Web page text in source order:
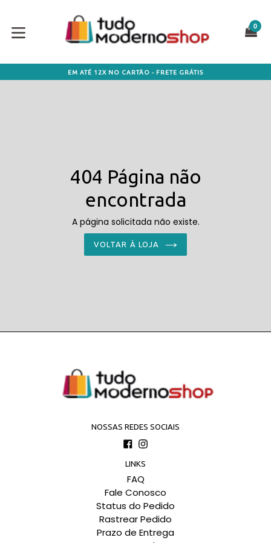
expandir/colapsar
0
EM ATÉ 12X NO CARTÃO - FRETE GRÁTIS
404 Página não
encontrada
A página solicitada não existe.
VOLTAR À LOJA
NOSSAS REDES SOCIAIS
Facebook
Instagram
LINKS
FAQ
Fale Conosco
Status do Pedido
Rastrear Pedido
Prazo de Entrega